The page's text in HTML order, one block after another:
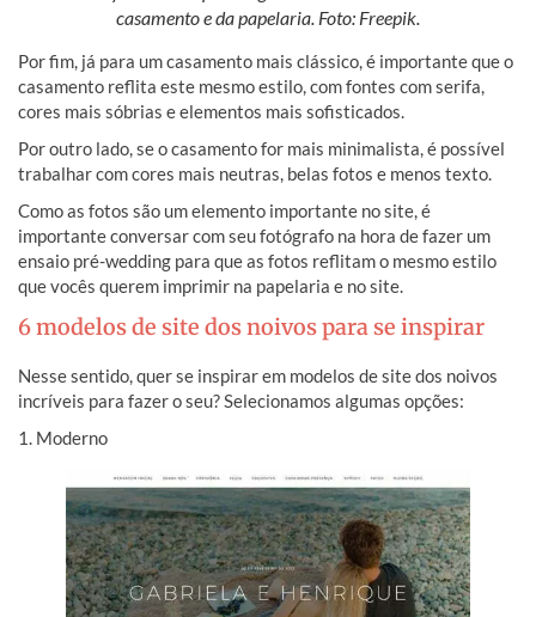
casamento e da papelaria. Foto: Freepik.
Por fim, já para um casamento mais clássico, é importante que o
casamento reflita este mesmo estilo, com fontes com serifa,
cores mais sóbrias e elementos mais sofisticados.
Por outro lado, se o casamento for mais minimalista, é possível
trabalhar com cores mais neutras, belas fotos e menos texto.
Como as fotos são um elemento importante no site, é
importante conversar com seu fotógrafo na hora de fazer um
ensaio pré-wedding para que as fotos reflitam o mesmo estilo
que vocês querem imprimir na papelaria e no site.
6 modelos de site dos noivos para se inspirar
Nesse sentido, quer se inspirar em modelos de site dos noivos
incríveis para fazer o seu? Selecionamos algumas opções:
1. Moderno